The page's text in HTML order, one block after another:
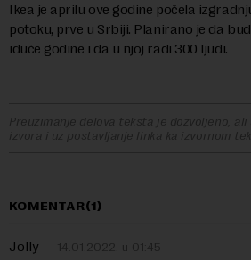
Ikea je aprilu ove godine počela
potoku, prve u Srbiji. Planirano je da
iduće godine i da u njoj radi 300 ljudi.
Preuzimanje delova teksta je dozvoljeno, ali
izvora i uz postavljanje linka ka izvornom
KOMENTAR(1)
Jolly 14.01.2022. u 01:45